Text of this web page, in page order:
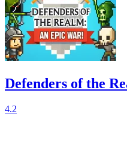
Defenders of the
4.2